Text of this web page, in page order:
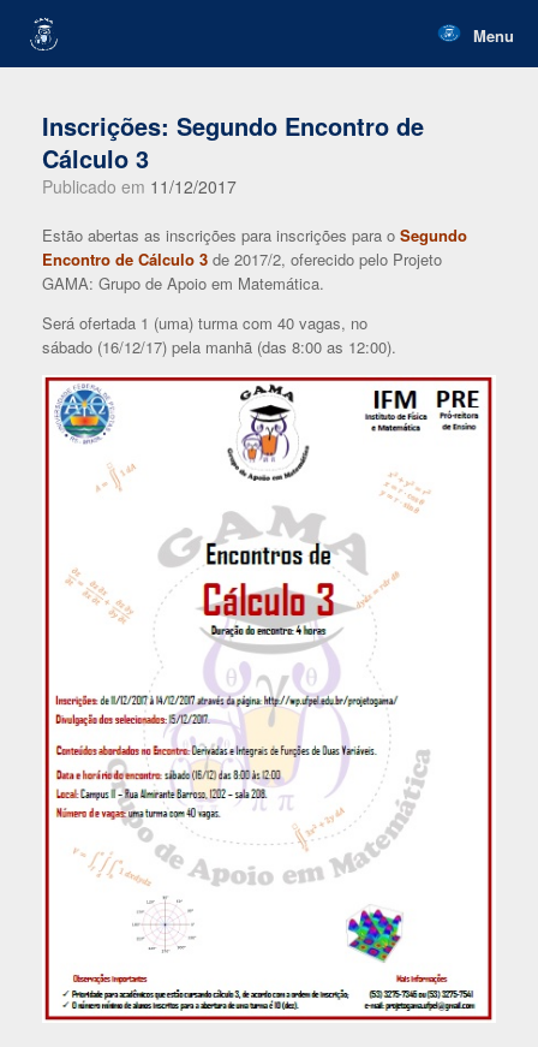
content
Menu
Inscrições: Segundo Encontro de
Cálculo 3
Publicado em 11/12/2017
Estão abertas as inscrições para inscrições para o Segundo
Encontro de Cálculo 3 de 2017/2, oferecido pelo Projeto
GAMA: Grupo de Apoio em Matemática.
Será ofertada 1 (uma) turma com 40 vagas, no
sábado (16/12/17) pela manhã (das 8:00 as 12:00).